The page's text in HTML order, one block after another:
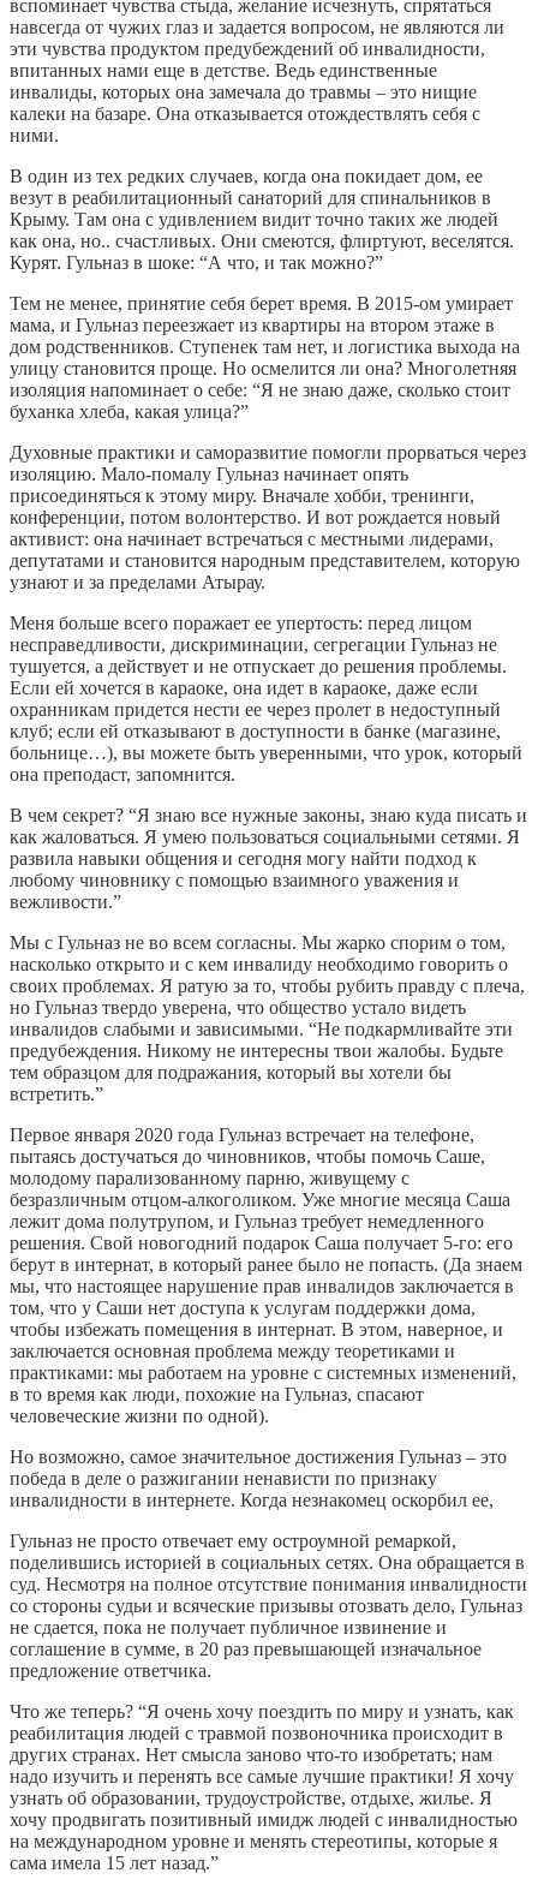
вспоминает чувства стыда, желание исчезнуть, спрятаться
навсегда от чужих глаз и задается вопросом, не являются ли
эти чувства продуктом предубеждений об инвалидности,
впитанных нами еще в детстве. Ведь единственные
инвалиды, которых она замечала до травмы – это нищие
калеки на базаре. Она отказывается отождествлять себя с
ними.
В один из тех редких случаев, когда она покидает дом, ее
везут в реабилитационный санаторий для спинальников в
Крыму. Там она с удивлением видит точно таких же людей
как она, но.. счастливых. Они смеются, флиртуют, веселятся.
Курят. Гульназ в шоке: “А что, и так можно?”
Тем не менее, принятие себя берет время. В 2015-ом умирает
мама, и Гульназ переезжает из квартиры на втором этаже в
дом родственников. Ступенек там нет, и логистика выхода на
улицу становится проще. Но осмелится ли она? Многолетняя
изоляция напоминает о себе: “Я не знаю даже, сколько стоит
буханка хлеба, какая улица?”
Духовные практики и саморазвитие помогли прорваться через
изоляцию. Мало-помалу Гульназ начинает опять
присоединяться к этому миру. Вначале хобби, тренинги,
конференции, потом волонтерство. И вот рождается новый
активист: она начинает встречаться с местными лидерами,
депутатами и становится народным представителем, которую
узнают и за пределами Атырау.
Меня больше всего поражает ее упертость: перед лицом
несправедливости, дискриминации, сегрегации Гульназ не
тушуется, а действует и не отпускает до решения проблемы.
Если ей хочется в караоке, она идет в караоке, даже если
охранникам придется нести ее через пролет в недоступный
клуб; если ей отказывают в доступности в банке (магазине,
больнице…), вы можете быть уверенными, что урок, который
она преподаст, запомнится.
В чем секрет? “Я знаю все нужные законы, знаю куда писать и
как жаловаться. Я умею пользоваться социальными сетями. Я
развила навыки общения и сегодня могу найти подход к
любому чиновнику с помощью взаимного уважения и
вежливости.”
Мы с Гульназ не во всем согласны. Мы жарко спорим о том,
насколько открыто и с кем инвалиду необходимо говорить о
своих проблемах. Я ратую за то, чтобы рубить правду с плеча,
но Гульназ твердо уверена, что общество устало видеть
инвалидов слабыми и зависимыми. “Не подкармливайте эти
предубеждения. Никому не интересны твои жалобы. Будьте
тем образцом для подражания, который вы хотели бы
встретить.”
Первое января 2020 года Гульназ встречает на телефоне,
пытаясь достучаться до чиновников, чтобы помочь Саше,
молодому парализованному парню, живущему с
безразличным отцом-алкоголиком. Уже многие месяца Саша
лежит дома полутрупом, и Гульназ требует немедленного
решения. Свой новогодний подарок Саша получает 5-го: его
берут в интернат, в который ранее было не попасть. (Да знаем
мы, что настоящее нарушение прав инвалидов заключается в
том, что у Саши нет доступа к услугам поддержки дома,
чтобы избежать помещения в интернат. В этом, наверное, и
заключается основная проблема между теоретиками и
практиками: мы работаем на уровне с системных изменений,
в то время как люди, похожие на Гульназ, спасают
человеческие жизни по одной).
Но возможно, самое значительное достижения Гульназ – это
победа в деле о разжигании ненависти по признаку
инвалидности в интернете. Когда незнакомец оскорбил ее,
Гульназ не просто отвечает ему остроумной ремаркой,
поделившись историей в социальных сетях. Она обращается в
суд. Несмотря на полное отсутствие понимания инвалидности
со стороны судьи и всяческие призывы отозвать дело, Гульназ
не сдается, пока не получает публичное извинение и
соглашение в сумме, в 20 раз превышающей изначальное
предложение ответчика.
Что же теперь? “Я очень хочу поездить по миру и узнать, как
реабилитация людей с травмой позвоночника происходит в
других странах. Нет смысла заново что-то изобретать; нам
надо изучить и перенять все самые лучшие практики! Я хочу
узнать об образовании, трудоустройстве, отдыхе, жилье. Я
хочу продвигать позитивный имидж людей с инвалидностью
на международном уровне и менять стереотипы, которые я
сама имела 15 лет назад.”